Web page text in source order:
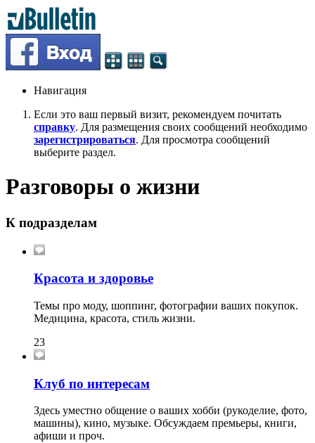
Навигация
Если это ваш первый визит, рекомендуем почитать
справку. Для размещения своих сообщений необходимо
зарегистрироваться. Для просмотра сообщений
выберите раздел.
Разговоры о жизни
К подразделам
Красота и здоровье
Темы про моду, шоппинг, фотографии ваших покупок.
Медицина, красота, стиль жизни.
23
Клуб по интересам
Здесь уместно общение о ваших хобби (рукоделие, фото,
машины), кино, музыке. Обсуждаем премьеры, книги,
афиши и проч.